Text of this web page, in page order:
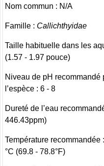
Nom commun : N/A
Famille : Callichthyidae
Taille habituelle dans les
(1.57 - 1.97 pouce)
Niveau de pH recommandé
l’espèce : 6 - 8
Dureté de l’eau
446.43ppm)
Température recommandée
°C (69.8 - 78.8°F)